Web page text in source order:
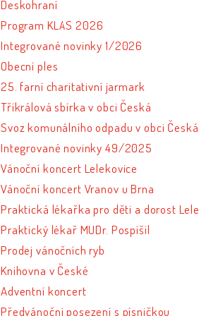
Deskohraní
Program KLAS 2026
Integrované novinky 1/2026
Obecní ples
25. farní charitativní jarmark
Tříkrálová sbírka v obci Česká
Svoz komunálního odpadu v obci Česká
Integrované novinky 49/2025
Vánoční koncert Lelekovice
Vánoční koncert Vranov u Brna
Praktická lékařka pro děti a dorost
Praktický lékař MUDr. Pospíšil
Prodej vánočních ryb
Knihovna v České
Adventní koncert
Předvánoční posezení s písničkou